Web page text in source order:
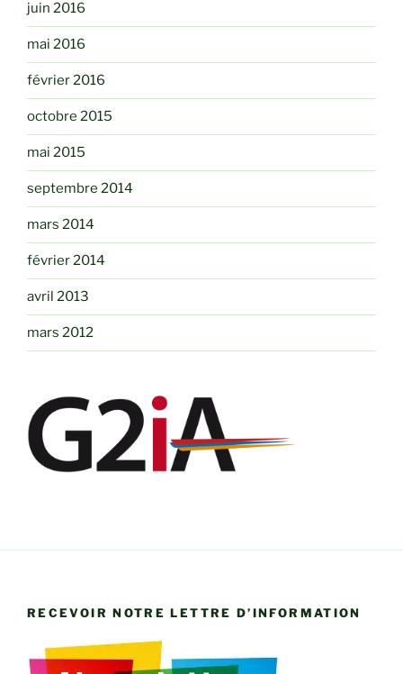
juin 2016
mai 2016
février 2016
octobre 2015
mai 2015
septembre 2014
mars 2014
février 2014
avril 2013
mars 2012
RECEVOIR NOTRE LETTRE D’INFORMATION